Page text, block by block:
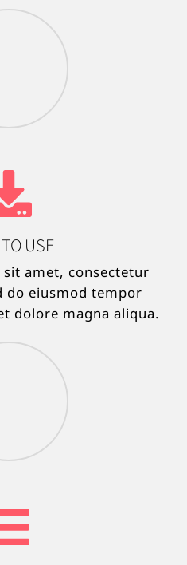
USE
amet, consectetur
do eiusmod tempor
dolore magna aliqua.